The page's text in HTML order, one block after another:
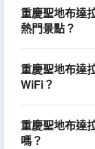
重慶聖地布達
熱門景點？
重慶聖地布達
WiFi？
重慶聖地布達
嗎？